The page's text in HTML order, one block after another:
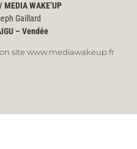
WAKE’UP
Gaillard
– Vendée
site www.mediawakeup.fr